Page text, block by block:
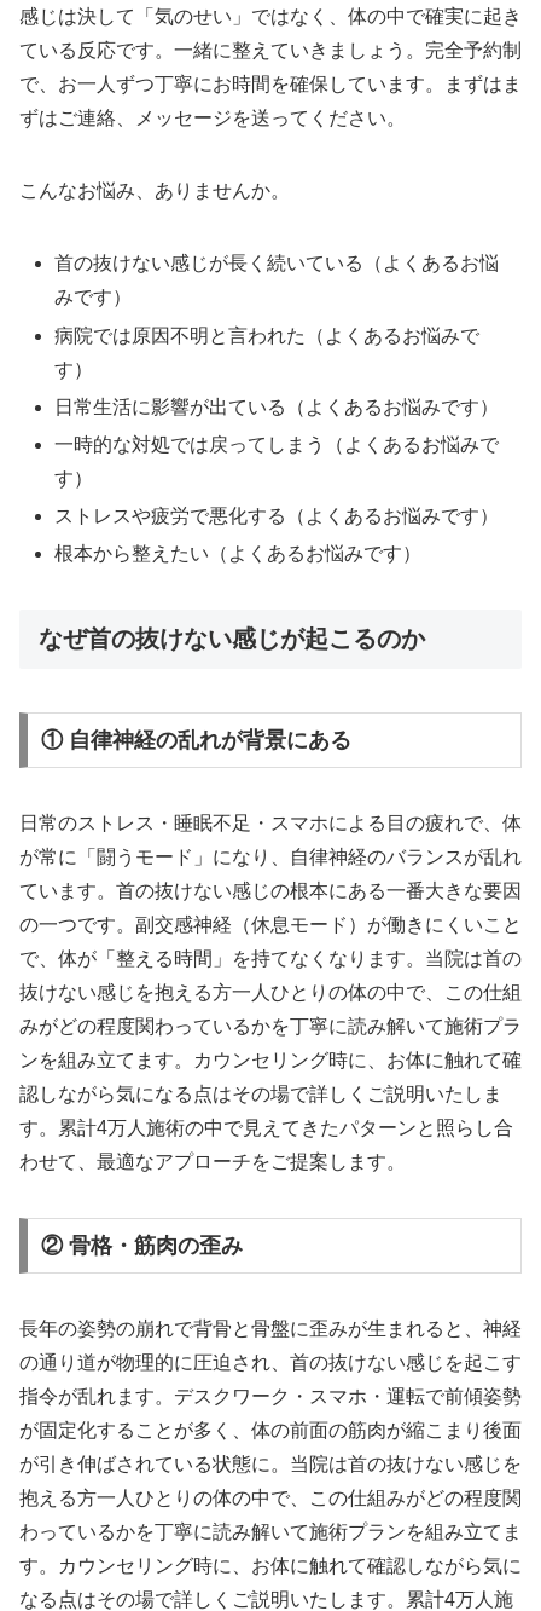
感じは決して「気のせい」ではなく、体の中で確実に起き
ている反応です。一緒に整えていきましょう。完全予約制
で、お一人ずつ丁寧にお時間を確保しています。まずはま
ずはご連絡、メッセージを送ってください。
こんなお悩み、ありませんか。
首の抜けない感じが長く続いている（よくあるお悩
みです）
病院では原因不明と言われた（よくあるお悩みで
す）
日常生活に影響が出ている（よくあるお悩みです）
一時的な対処では戻ってしまう（よくあるお悩みで
す）
ストレスや疲労で悪化する（よくあるお悩みです）
根本から整えたい（よくあるお悩みです）
なぜ首の抜けない感じが起こるのか
① 自律神経の乱れが背景にある
日常のストレス・睡眠不足・スマホによる目の疲れで、体
が常に「闘うモード」になり、自律神経のバランスが乱れ
ています。首の抜けない感じの根本にある一番大きな要因
の一つです。副交感神経（休息モード）が働きにくいこと
で、体が「整える時間」を持てなくなります。当院は首の
抜けない感じを抱える方一人ひとりの体の中で、この仕組
みがどの程度関わっているかを丁寧に読み解いて施術プラ
ンを組み立てます。カウンセリング時に、お体に触れて確
認しながら気になる点はその場で詳しくご説明いたしま
す。累計4万人施術の中で見えてきたパターンと照らし合
わせて、最適なアプローチをご提案します。
② 骨格・筋肉の歪み
長年の姿勢の崩れで背骨と骨盤に歪みが生まれると、神経
の通り道が物理的に圧迫され、首の抜けない感じを起こす
指令が乱れます。デスクワーク・スマホ・運転で前傾姿勢
が固定化することが多く、体の前面の筋肉が縮こまり後面
が引き伸ばされている状態に。当院は首の抜けない感じを
抱える方一人ひとりの体の中で、この仕組みがどの程度関
わっているかを丁寧に読み解いて施術プランを組み立てま
す。カウンセリング時に、お体に触れて確認しながら気に
なる点はその場で詳しくご説明いたします。累計4万人施